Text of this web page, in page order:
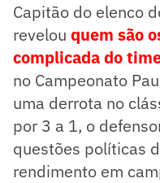
Capitão do elenco
revelou quem são
complicada do
no Campeonato
uma derrota no
por 3 a 1, o
questões políticas
rendimento em